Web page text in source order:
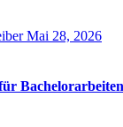
Mai 28, 2026